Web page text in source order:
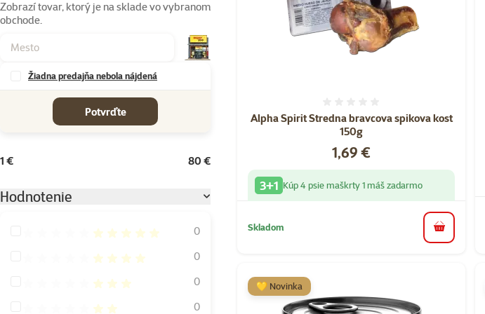
Zobrazí tovar, ktorý je na sklade vo vybranom
obchode.
Žiadna predajňa nebola nájdená
Potvrďte
1 € 80 €
Hodnotenie
Hodnotenie 100%
0
Hodnotenie 80%
0
Hodnotenie 60%
0
Hodnotenie 40%
0
Alpha Spirit Stredna bravcova spikova kost
150g
Cena
1,69 €
3+1 Kúp 4 psie maškrty 1 máš zadarmo
Skladom do košíka
💛 Novinka